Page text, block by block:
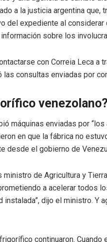
a la justicia argentina
del expediente al
sobre los
con Correia Leca
las consultas enviadas por
venezolano?
máquinas enviadas por
en que la fábrica no
desde el gobierno de
de Agricultura y
a acelerar todos
instalada”, dijo el ministro.
continuaron.